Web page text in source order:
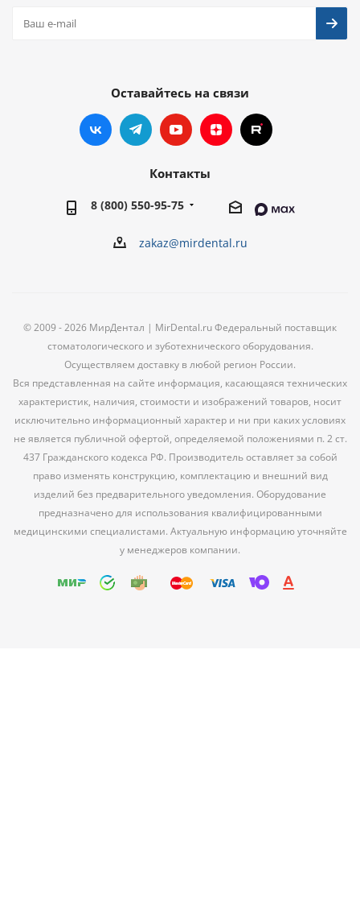
Оставайтесь на связи
Контакты
8 (800) 550-95-75
zakaz@mirdental.ru
© 2009 - 2026 МирДентал | MirDental.ru Федеральный поставщик
стоматологического и зуботехнического оборудования.
Осуществляем доставку в любой регион России.
Вся представленная на сайте информация, касающаяся технических
характеристик, наличия, стоимости и изображений товаров, носит
исключительно информационный характер и ни при каких условиях
не является публичной офертой, определяемой положениями п. 2 ст.
437 Гражданского кодекса РФ. Производитель оставляет за собой
право изменять конструкцию, комплектацию и внешний вид
изделий без предварительного уведомления. Оборудование
предназначено для использования квалифицированными
медицинскими специалистами. Актуальную информацию уточняйте
у менеджеров компании.